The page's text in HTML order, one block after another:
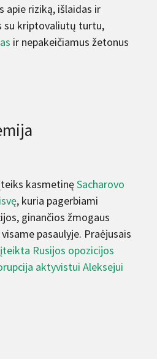
riziką, išlaidas ir
su kriptovaliutų turtu,
ir nepakeičiamus žetonus
kasmetinęSacharovo
, kuria pagerbiami
ginančios žmogaus
pasaulyje. Praėjusais
įteikta Rusijos opozicijos
aktyvistui Aleksejui